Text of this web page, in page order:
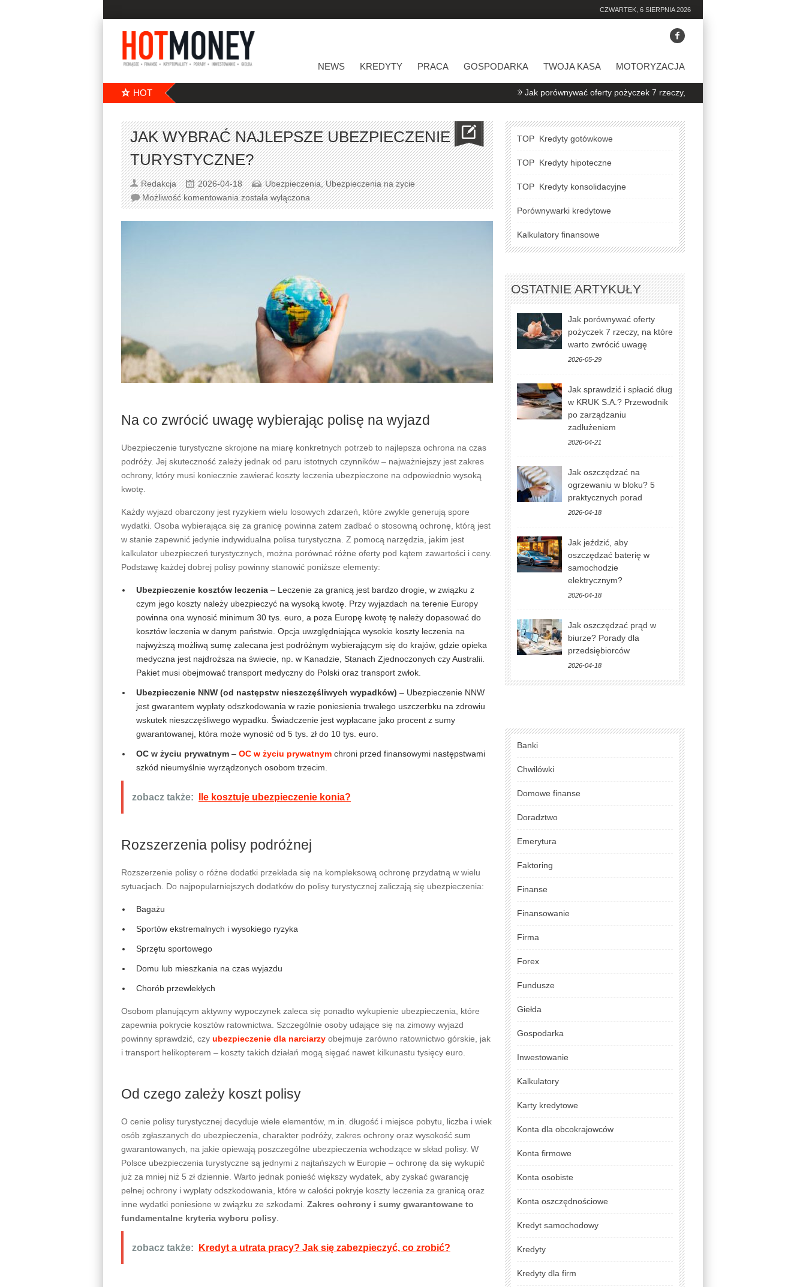
CZWARTEK, 6 SIERPNIA 2026
NEWS KREDYTY PRACA GOSPODARKA TWOJA KASA MOTORYZACJA
HOT Jak porównywać oferty pożyczek 7 rzeczy, na które warto zwrócić uwagę
JAK WYBRAĆ NAJLEPSZE UBEZPIECZENIE
TURYSTYCZNE?
Redakcja 2026-04-18 Ubezpieczenia,Ubezpieczenia na życie
Możliwość komentowaniazostała wyłączona
Na co zwrócić uwagę wybierając polisę na wyjazd
Ubezpieczenie turystyczne skrojone na miarę konkretnych potrzeb to najlepsza ochrona na czas
podróży. Jej skuteczność zależy jednak od paru istotnych czynników – najważniejszy jest zakres
ochrony, który musi koniecznie zawierać koszty leczenia ubezpieczone na odpowiednio wysoką
kwotę.
Każdy wyjazd obarczony jest ryzykiem wielu losowych zdarzeń, które zwykle generują spore
wydatki. Osoba wybierająca się za granicę powinna zatem zadbać o stosowną ochronę, którą jest
w stanie zapewnić jedynie indywidualna polisa turystyczna. Z pomocą narzędzia, jakim jest
kalkulator ubezpieczeń turystycznych, można porównać różne oferty pod kątem zawartości i ceny.
Podstawę każdej dobrej polisy powinny stanowić poniższe elementy:
Ubezpieczenie kosztów leczenia – Leczenie za granicą jest bardzo drogie, w związku z
czym jego koszty należy ubezpieczyć na wysoką kwotę. Przy wyjazdach na terenie Europy
powinna ona wynosić minimum 30 tys. euro, a poza Europę kwotę tę należy dopasować do
kosztów leczenia w danym państwie. Opcja uwzględniająca wysokie koszty leczenia na
najwyższą możliwą sumę zalecana jest podróżnym wybierającym się do krajów, gdzie opieka
medyczna jest najdroższa na świecie, np. w Kanadzie, Stanach Zjednoczonych czy Australii.
Pakiet musi obejmować transport medyczny do Polski oraz transport zwłok.
Ubezpieczenie NNW (od następstw nieszczęśliwych wypadków) – Ubezpieczenie NNW
jest gwarantem wypłaty odszkodowania w razie poniesienia trwałego uszczerbku na zdrowiu
wskutek nieszczęśliwego wypadku. Świadczenie jest wypłacane jako procent z sumy
gwarantowanej, która może wynosić od 5 tys. zł do 10 tys. euro.
OC w życiu prywatnym – OC w życiu prywatnym chroni przed finansowymi następstwami
szkód nieumyślnie wyrządzonych osobom trzecim.
zobacz także: Ile kosztuje ubezpieczenie konia?
Rozszerzenia polisy podróżnej
Rozszerzenie polisy o różne dodatki przekłada się na kompleksową ochronę przydatną w wielu
sytuacjach. Do najpopularniejszych dodatków do polisy turystycznej zaliczają się ubezpieczenia:
Bagażu
Sportów ekstremalnych i wysokiego ryzyka
Sprzętu sportowego
Domu lub mieszkania na czas wyjazdu
Chorób przewlekłych
Osobom planującym aktywny wypoczynek zaleca się ponadto wykupienie ubezpieczenia, które
zapewnia pokrycie kosztów ratownictwa. Szczególnie osoby udające się na zimowy wyjazd
powinny sprawdzić, czy ubezpieczenie dla narciarzy obejmuje zarówno ratownictwo górskie, jak
i transport helikopterem – koszty takich działań mogą sięgać nawet kilkunastu tysięcy euro.
Od czego zależy koszt polisy
O cenie polisy turystycznej decyduje wiele elementów, m.in. długość i miejsce pobytu, liczba i wiek
osób zgłaszanych do ubezpieczenia, charakter podróży, zakres ochrony oraz wysokość sum
gwarantowanych, na jakie opiewają poszczególne ubezpieczenia wchodzące w skład polisy. W
Polsce ubezpieczenia turystyczne są jednymi z najtańszych w Europie – ochronę da się wykupić
już za mniej niż 5 zł dziennie. Warto jednak ponieść większy wydatek, aby zyskać gwarancję
pełnej ochrony i wypłaty odszkodowania, które w całości pokryje koszty leczenia za granicą oraz
inne wydatki poniesione w związku ze szkodami. Zakres ochrony i sumy gwarantowane to
fundamentalne kryteria wyboru polisy
zobacz także: Kredyt a utrata pracy? Jak się zabezpieczyć, co zrobić?
TOP Kredyty gotówkowe
TOP Kredyty hipoteczne
TOP Kredyty konsolidacyjne
Porównywarki kredytowe
Kalkulatory finansowe
OSTATNIE ARTYKUŁY
Jak porównywać oferty
pożyczek 7 rzeczy, na które
warto zwrócić uwagę
2026-05-29
Jak sprawdzić i spłacić dług
w KRUK S.A.? Przewodnik
po zarządzaniu
zadłużeniem
2026-04-21
Jak oszczędzać na
ogrzewaniu w bloku? 5
praktycznych porad
2026-04-18
Jak jeździć, aby
oszczędzać baterię w
samochodzie
elektrycznym?
2026-04-18
Jak oszczędzać prąd w
biurze? Porady dla
przedsiębiorców
2026-04-18
Banki
Chwilówki
Domowe finanse
Doradztwo
Emerytura
Faktoring
Finanse
Finansowanie
Firma
Forex
Fundusze
Giełda
Gospodarka
Inwestowanie
Kalkulatory
Karty kredytowe
Konta dla obcokrajowców
Konta firmowe
Konta osobiste
Konta oszczędnościowe
Kredyt samochodowy
Kredyty
Kredyty dla firm